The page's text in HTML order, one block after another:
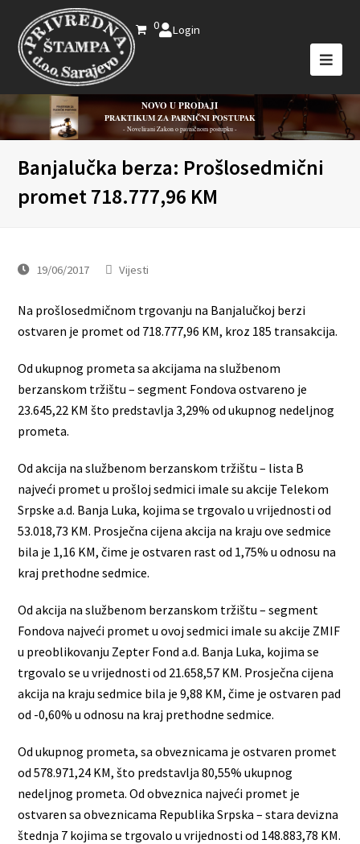
0 Login
NOVO U PRODAJI
PRAKTIKUM ZA PARNIČNI POSTUPAK
- Novelirani Zakon o parničnom postupku -
Banjalučka berza: Prošlosedmični
promet 718.777,96 KM
19/06/2017 Vijesti
Na prošlosedmičnom trgovanju na Banjalučkoj berzi
ostvaren je promet od 718.777,96 KM, kroz 185 transakcija.
Od ukupnog prometa sa akcijama na službenom
berzanskom tržištu – segment Fondova ostvareno je
23.645,22 KM što predstavlja 3,29% od ukupnog nedeljnog
prometa.
Od akcija na službenom berzanskom tržištu – lista B
najveći promet u prošloj sedmici imale su akcije Telekom
Srpske a.d. Banja Luka, kojima se trgovalo u vrijednosti od
53.018,73 KM. Prosječna cijena akcija na kraju ove sedmice
bila je 1,16 KM, čime je ostvaren rast od 1,75% u odnosu na
kraj prethodne sedmice.
Od akcija na službenom berzanskom tržištu – segment
Fondova najveći promet u ovoj sedmici imale su akcije ZMIF
u preoblikovanju Zepter Fond a.d. Banja Luka, kojima se
trgovalo se u vrijednosti od 21.658,57 KM. Prosječna cijena
akcija na kraju sedmice bila je 9,88 KM, čime je ostvaren pad
od -0,60% u odnosu na kraj prethodne sedmice.
Od ukupnog prometa, sa obveznicama je ostvaren promet
od 578.971,24 KM, što predstavlja 80,55% ukupnog
nedeljnog prometa. Od obveznica najveći promet je
ostvaren sa obveznicama Republika Srpska – stara devizna
štednja 7 kojima se trgovalo u vrijednosti od 148.883,78 KM.